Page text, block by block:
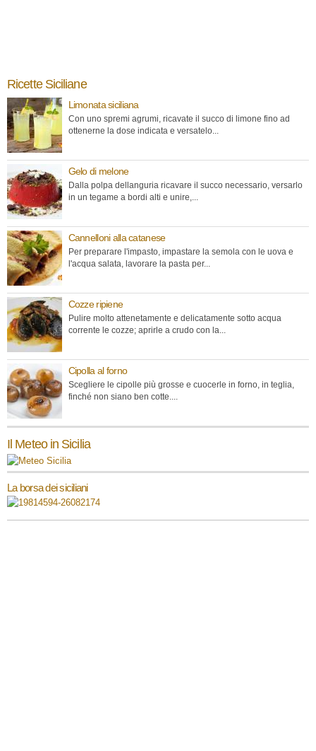
Ricette Siciliane
Limonata siciliana
Con uno spremi agrumi, ricavate il succo di limone fino ad
ottenerne la dose indicata e versatelo...
Gelo di melone
Dalla polpa dellanguria ricavare il succo necessario, versarlo
in un tegame a bordi alti e unire,...
Cannelloni alla catanese
Per preparare l'impasto, impastare la semola con le uova e
l'acqua salata, lavorare la pasta per...
Cozze ripiene
Pulire molto attenetamente e delicatamente sotto acqua
corrente le cozze; aprirle a crudo con la...
Cipolla al forno
Scegliere le cipolle più grosse e cuocerle in forno, in teglia,
finché non siano ben cotte....
Il Meteo in Sicilia
La borsa dei siciliani